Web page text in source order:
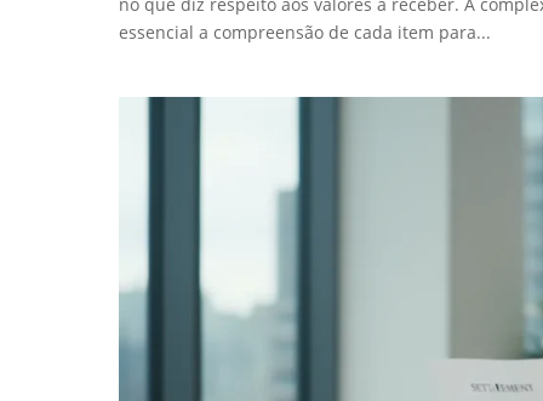
essencial a compreensão de cada item para...